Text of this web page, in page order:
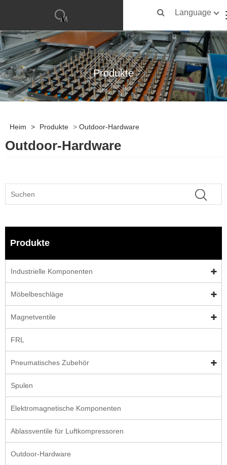
Language
Produkte
Heim > Produkte > Outdoor-Hardware
Outdoor-Hardware
Produkte
Industrielle Komponenten
Möbelbeschläge
Magnetventile
FRL
Pneumatisches Zubehör
Spulen
Elektromagnetische Komponenten
Ablassventile für Luftkompressoren
Outdoor-Hardware